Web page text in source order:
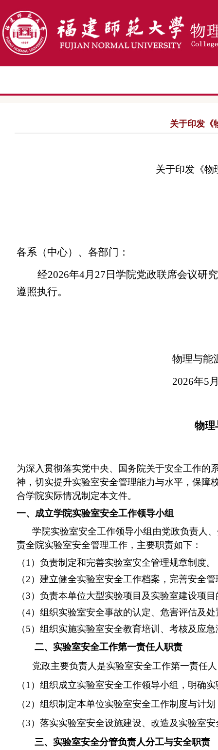
关于印发《
关于印发《物
各系（中心）、各部门：
经2026年4月27日学院党政联席会议研
遵照执行。
物理与能
2026年5
物理
为深入贯彻落实党中央、国务院关于安全工作的
神，切实提升实验室安全管理能力与水平，保障
合学院实际情况制定本文件。
一、成立学院实验室安全工作领导小组
学院实验室安全工作领导小组由党政负责人
责全院实验室安全管理工作，主要职责如下 ：
（1 ） 负责制 定和完善实验室安全管理规章制度。
（2）建立健全实验室安全工作档案，完善安全
（3） 负责本单位大型实验项目及实验室建设项
（4）组织实验室安全事故的认定、危害评估及
（5）组织实施实验室安全教育培训、考核及应急
二、实验室安全工作第一责任人职责
党政主要负责人是实验室安全工作第一责任
（1）组织成立实验室安全工作领导小组，明确
（2）组织制定本单位实验室安全工作制度与计
（3） 落实实验室安全设施建设、改造及实验室
三、实验室安全分管负责人分工与安全职责